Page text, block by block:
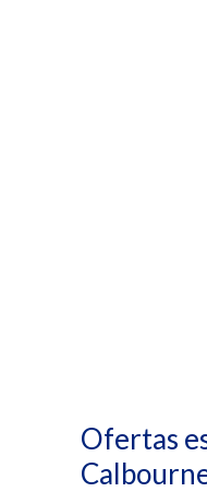
Ofertas